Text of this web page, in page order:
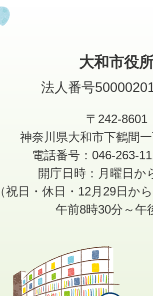
大和市役
法人番号
〒242-8601
神奈川県大和市下鶴間
電話番号：046-263-
開庁日時：月曜日か
（祝日・休日・12月29日か
午前8時30分～午